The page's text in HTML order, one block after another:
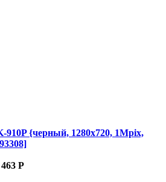
910P {черный, 1280x720, 1Mpix,
463 Р